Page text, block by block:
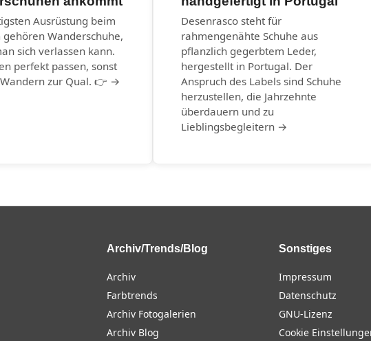
Ausrüstung beim
Wanderschuhe,
sich verlassen kann.
perfekt passen, sonst
zur Qual. 👉 →
Desenrasco steht für
rahmengenähte Schuhe aus
pflanzlich gegerbtem Leder,
hergestellt in Portugal. Der
Anspruch des Labels sind Schuhe
herzustellen, die Jahrzehnte
überdauern und zu
Lieblingsbegleitern →
Archiv/Trends/Blog
Archiv
Farbtrends
Archiv Fotogalerien
Archiv Blog
Sonstiges
Impressum
Datenschutz
GNU-Lizenz
Cookie